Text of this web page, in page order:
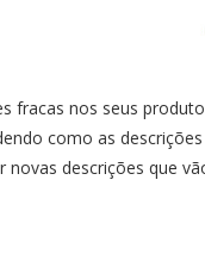
fracas nos seus
como as
descrições que